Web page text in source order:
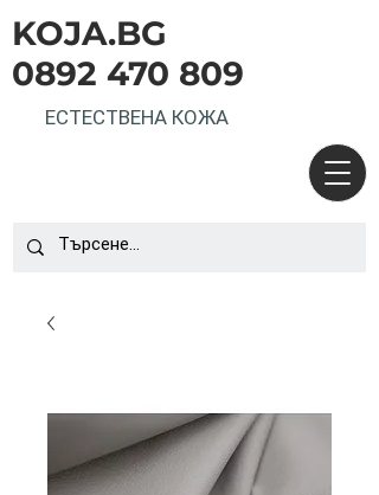
KOJA.BG
0892 470 809
ЕСТЕСТВЕНА КОЖА